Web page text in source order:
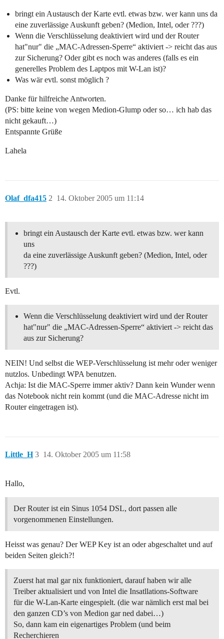
bringt ein Austausch der Karte evtl. etwas bzw. wer kann uns da
eine zuverlässige Auskunft geben? (Medion, Intel, oder ???)
Wenn die Verschlüsselung deaktiviert wird und der Router
hat"nur" die „MAC-Adressen-Sperre“ aktiviert -> reicht das aus
zur Sicherung? Oder gibt es noch was anderes (falls es ein
generelles Problem des Laptpos mit W-Lan ist)?
Was wär evtl. sonst möglich ?
Danke für hilfreiche Antworten.
(PS: bitte keine von wegen Medion-Glump oder so… ich hab das
nicht gekauft…)
Entspannte Grüße
Lahela
Olaf_dfa415 14. Oktober 2005 um 11:14
2
bringt ein Austausch der Karte evtl. etwas bzw. wer kann
uns
da eine zuverlässige Auskunft geben? (Medion, Intel, oder
???)
Evtl.
Wenn die Verschlüsselung deaktiviert wird und der Router
hat"nur" die „MAC-Adressen-Sperre“ aktiviert -> reicht das
aus zur Sicherung?
NEIN! Und selbst die WEP-Verschlüsselung ist mehr oder weniger
nutzlos. Unbedingt WPA benutzen.
Achja: Ist die MAC-Sperre immer aktiv? Dann kein Wunder wenn
das Notebook nicht rein kommt (und die MAC-Adresse nicht im
Router eingetragen ist).
Little_H 14. Oktober 2005 um 11:58
3
Hallo,
Der Router ist ein Sinus 1054 DSL, dort passen alle
vorgenommenen Einstellungen.
Heisst was genau? Der WEP Key ist an oder abgeschaltet und auf
beiden Seiten gleich?!
Zuerst hat mal gar nix funktioniert, darauf haben wir alle
Treiber aktualisiert und von Intel die Insatllations-Software
für die W-Lan-Karte eingespielt. (die war nämlich erst mal bei
den ganzen CD’s von Medion gar ned dabei…)
So, dann kam ein eigenartiges Problem (und beim
Recherchieren